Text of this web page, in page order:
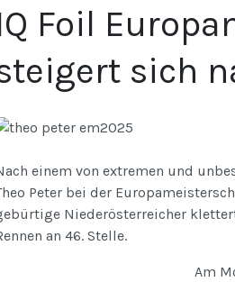
Foil
sich
einem von extremen und
Peter bei der
Niederösterreicher
an 46. Stelle.
Am